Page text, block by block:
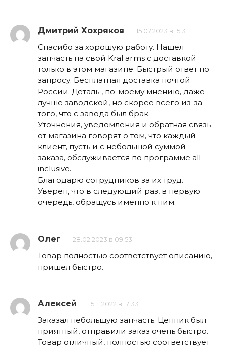
Дмитрий Хохряков 15.07.2023 в 15:31
Спасибо за хорошую работу. Нашел
запчасть на свой Kral arms с доставкой
только в этом магазине. Быстрый ответ по
запросу. Бесплатная доставка почтой
России. Деталь , по-моему мнению, даже
лучше заводской, но скорее всего из-за
того, что с завода был брак.
Уточнения, уведомления и обратная связь
от магазина говорят о том, что каждый
клиент, пусть и с небольшой суммой
заказа, обслуживается по программе all-
inclusive.
Благодарю сотрудников за их труд.
Уверен, что в следующий раз, в первую
очередь, обращусь именно к ним.
Олег 28.02.2023 в 09:53
Товар полностью соответствует описанию,
пришел быстро.
Алексей 15.11.2022 в 17:33
Заказал небольшую запчасть. Ценник был
приятный, отправили заказ очень быстро.
Товар отличный, полностью соответствует